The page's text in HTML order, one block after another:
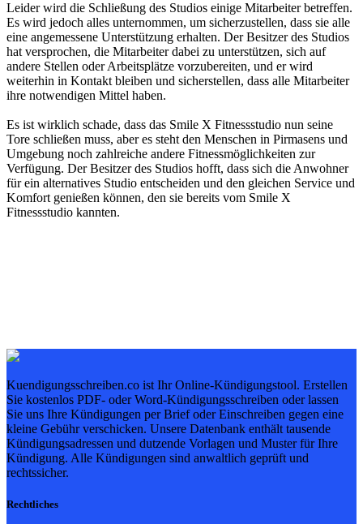
Leider wird die Schließung des Studios einige Mitarbeiter betreffen.
Es wird jedoch alles unternommen, um sicherzustellen, dass sie alle
eine angemessene Unterstützung erhalten. Der Besitzer des Studios
hat versprochen, die Mitarbeiter dabei zu unterstützen, sich auf
andere Stellen oder Arbeitsplätze vorzubereiten, und er wird
weiterhin in Kontakt bleiben und sicherstellen, dass alle Mitarbeiter
ihre notwendigen Mittel haben.
Es ist wirklich schade, dass das Smile X Fitnessstudio nun seine
Tore schließen muss, aber es steht den Menschen in Pirmasens und
Umgebung noch zahlreiche andere Fitnessmöglichkeiten zur
Verfügung. Der Besitzer des Studios hofft, dass sich die Anwohner
für ein alternatives Studio entscheiden und den gleichen Service und
Komfort genießen können, den sie bereits vom Smile X
Fitnessstudio kannten.
Kuendigungsschreiben.co ist Ihr Online-Kündigungstool. Erstellen
Sie kostenlos PDF- oder Word-Kündigungsschreiben oder lassen
Sie uns Ihre Kündigungen per Brief oder Einschreiben gegen eine
kleine Gebühr verschicken. Unsere Datenbank enthält tausende
Kündigungsadressen und dutzende Vorlagen und Muster für Ihre
Kündigung. Alle Kündigungen sind anwaltlich geprüft und
rechtssicher.
Rechtliches